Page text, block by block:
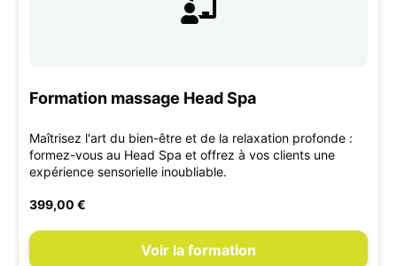
Formation massage Head Spa
Maîtrisez l'art du bien-être et de la relaxation profonde :
formez-vous au Head Spa et offrez à vos clients une
expérience sensorielle inoubliable.
399,00 €
Voir la formation